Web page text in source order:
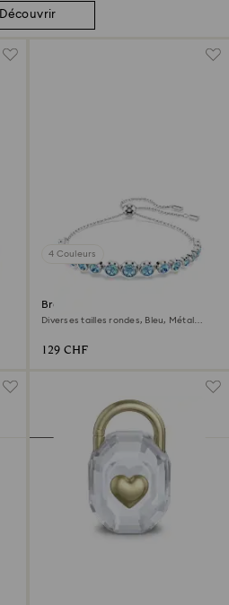
Découvrir
4 Couleurs
Bracelet Imber
Diverses tailles rondes, Bleu, Métal
129 CHF